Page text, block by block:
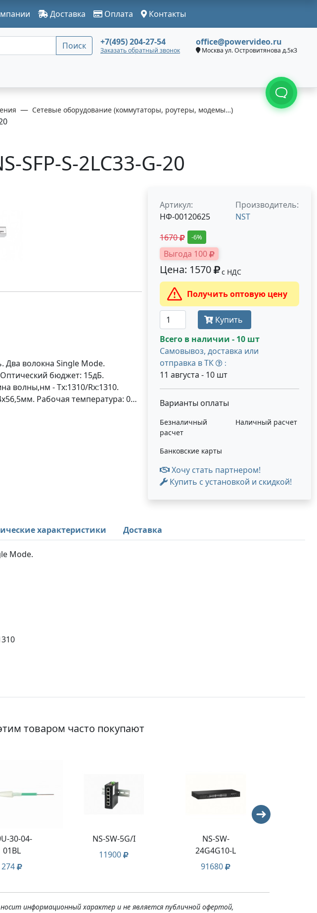
Доставка Оплата Контакты
Поиск +7(495) 204-27-54
Заказать обратный звонок
office@powervideo.ru
Москва ул. Островитянова д.5к3
Сетевые оборудование (коммутаторы, роутеры, модемы…)
SFP-S-2LC33-G-20
Два волокна Single Mode.
бюджет: 15дБ.
волны,нм - Tx:1310/Rx:1310.
Рабочая температура: 0…
Артикул:
НФ-00120625
Производитель:
NST
1670
-6%
Выгода 100
Цена: 1570 с НДС
Получить оптовую цену
Купить
Всего в наличии - 10 шт
Самовывоз, доставка или
отправка в ТК
:
11 августа - 10 шт
Варианты оплаты
Безналичный
расчет
Наличный расчет
Банковские карты
Хочу стать партнером!
Купить с установкой и скидкой!
характеристики Доставка
Mode.
товаром часто покупают
30-04-
01BL
274
NS-SW-5G/I
11900
NS-SW-
24G4G10-L
91680
информационный характер и не является публичной офертой,